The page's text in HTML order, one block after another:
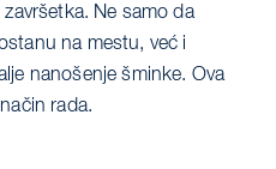
Ne samo da
na mestu, već i
nanošenje šminke. Ova
rada.